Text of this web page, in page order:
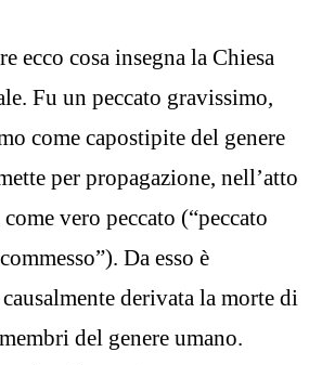
ecco cosa insegna la Chiesa
Fu un peccato gravissimo,
come capostipite del genere
per propagazione, nell’atto
vero peccato (“peccato
Da esso è
derivata la morte di
del genere umano.